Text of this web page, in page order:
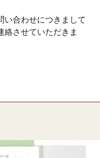
い合わせにつきまして
絡させていただきま